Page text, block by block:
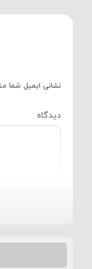
نشانی ایمیل شما
نام*